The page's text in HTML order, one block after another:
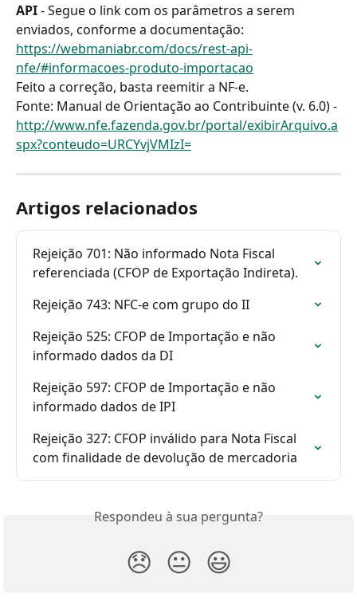
API - Segue o link com os parâmetros a serem
enviados, conforme a documentação:
https://webmaniabr.com/docs/rest-api-
nfe/#informacoes-produto-importacao
Feito a correção, basta reemitir a NF-e.
Fonte: Manual de Orientação ao Contribuinte (v. 6.0) -
http://www.nfe.fazenda.gov.br/portal/exibirArquivo.a
spx?conteudo=URCYvjVMIzI=
Artigos relacionados
Rejeição 701: Não informado Nota Fiscal
referenciada (CFOP de Exportação Indireta).
Rejeição 743: NFC-e com grupo do II
Rejeição 525: CFOP de Importação e não
informado dados da DI
Rejeição 597: CFOP de Importação e não
informado dados de IPI
Rejeição 327: CFOP inválido para Nota Fiscal
com finalidade de devolução de mercadoria
Respondeu à sua pergunta?
😞 😐 😃